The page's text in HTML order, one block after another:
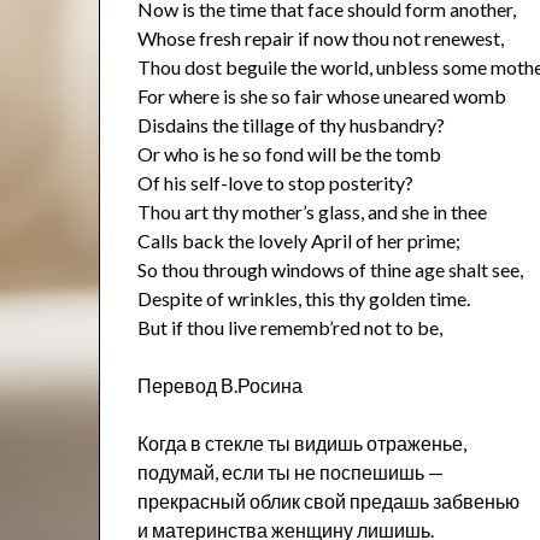
Now is the time that face should form another,
Whose fresh repair if now thou not renewest,
Thou dost beguile the world, unbless some
For where is she so fair whose uneared womb
Disdains the tillage of thy husbandry?
Or who is he so fond will be the tomb
Of his self-love to stop posterity?
Thou art thy mother’s glass, and she in thee
Calls back the lovely April of her prime;
So thou through windows of thine age shalt see,
Despite of wrinkles, this thy golden time.
But if thou live rememb’red not to be,
Перевод В.Росина
Когда в стекле ты видишь отраженье,
подумай, если ты не поспешишь —
прекрасный облик свой предашь забвенью
и материнства женщину лишишь.